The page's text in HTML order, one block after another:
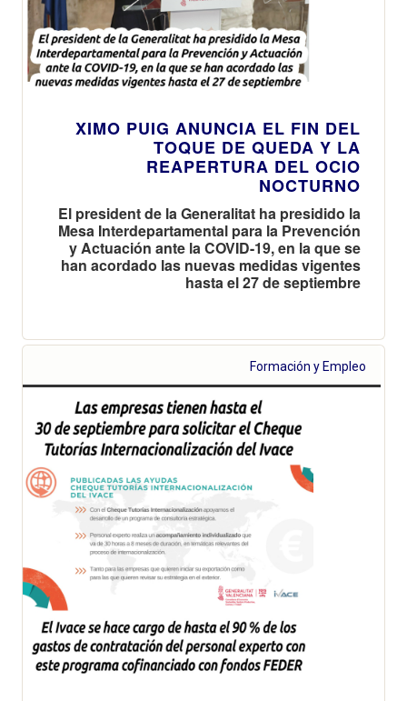
XIMO PUIG ANUNCIA EL FIN DEL
TOQUE DE QUEDA Y LA
REAPERTURA DEL OCIO
NOCTURNO
El president de la Generalitat ha presidido la
Mesa Interdepartamental para la Prevención
y Actuación ante la COVID-19, en la que se
han acordado las nuevas medidas vigentes
hasta el 27 de septiembre
Formación y Empleo